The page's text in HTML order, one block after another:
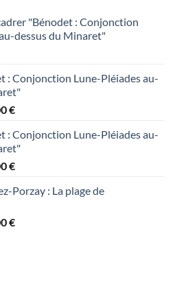
95,00 €
"Bénodet : Conjonction
dessus du Minaret"
: Conjonction Lune-Pléiades au-
€Plage
prix :
38,00 €
à
: Conjonction Lune-Pléiades au-
€Plage
prix :
à
Porzay : La plage de
€Plage